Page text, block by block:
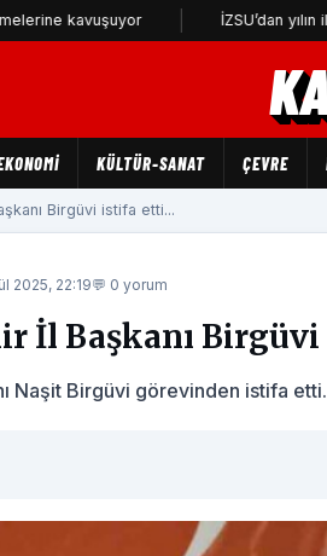
kavuşuyor İZSU’dan yılın ilk
KÜLTÜR-SANAT ÇEVRE
Birgüvi istifa etti...
2025, 22:19💬 0 yorum
İl Başkanı
Naşit Birgüvi görevinden istifa etti.